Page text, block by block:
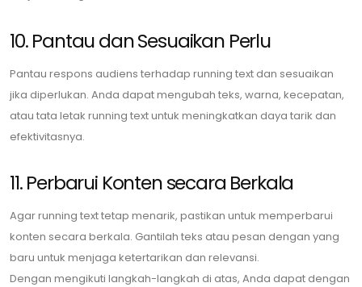
10. Pantau dan Sesuaikan Perlu
Pantau respons audiens terhadap running text dan sesuaikan
jika diperlukan. Anda dapat mengubah teks, warna, kecepatan,
atau tata letak running text untuk meningkatkan daya tarik dan
efektivitasnya.
11. Perbarui Konten secara Berkala
Agar running text tetap menarik, pastikan untuk memperbarui
konten secara berkala. Gantilah teks atau pesan dengan yang
baru untuk menjaga ketertarikan dan relevansi.
Dengan mengikuti langkah-langkah di atas, Anda dapat dengan